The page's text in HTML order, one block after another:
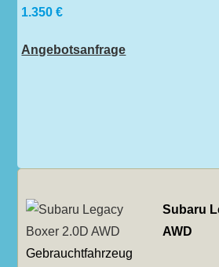
1.350 €
Angebotsanfrage
Subaru
AWD
Gebrauchtfahrzeug